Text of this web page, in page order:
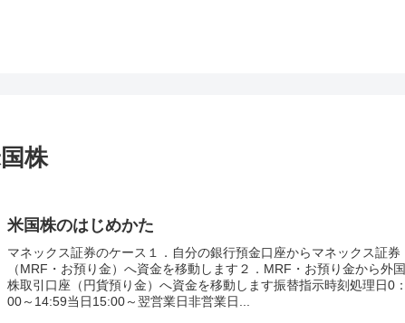
株
米国株のはじめかた
マネックス証券のケース１．自分の銀行預金口座からマネックス証券
（MRF・お預り金）へ資金を移動します２．MRF・お預り金から外国
株取引口座（円貨預り金）へ資金を移動します振替指示時刻処理日0：
00～14:59当日15:00～翌営業日非営業日...